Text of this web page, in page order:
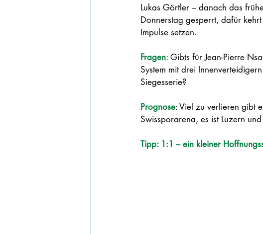
Lukas Görtler – danach das
Donnerstag gesperrt, dafür
Impulse setzen.
Fragen: Gibts für Jean-Pierre
System mit drei
Siegesserie?
Prognose: Viel zu verlieren gibt
Swissporarena, es ist Luzern
Tipp: 1:1 – ein kleiner